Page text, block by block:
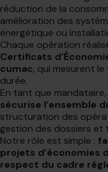
réduction de la
amélioration des
énergétique ou
Chaque opération
Certificats
cumac, qui mesurent le
durée.
En tant que mandataire,
sécurise l’ensemble
structuration des
gestion des dossiers et
Notre rôle est simple :
projets d’économies
respect du cadre